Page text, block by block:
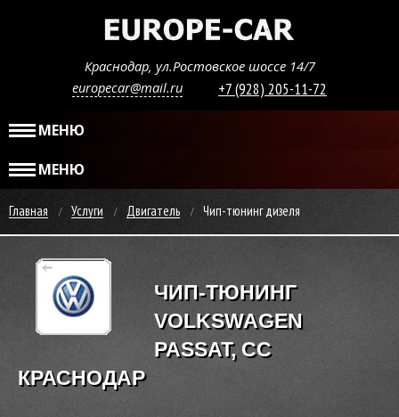
Краснодар, ул.Ростовское шоссе 14/7
europecar@mail.ru
+7 (928) 205-11-72
МЕНЮ
МЕНЮ
Главная Услуги Двигатель Чип-тюнинг дизеля
ЧИП-ТЮНИНГ
VOLKSWAGEN
PASSAT, CC
КРАСНОДАР